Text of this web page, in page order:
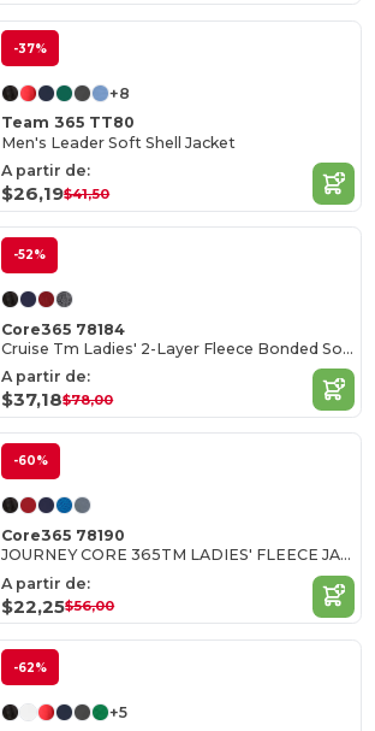
-37%
+8
Team 365 TT80
Men's Leader Soft Shell Jacket
A partir de:
$26,19$41,50
-52%
Core365 78184
Cruise Tm Ladies' 2-Layer Fleece Bonded Soft Shell Jacket
A partir de:
$37,18$78,00
-60%
Core365 78190
JOURNEY CORE 365TM LADIES' FLEECE JACKETS
A partir de:
$22,25$56,00
-62%
+5